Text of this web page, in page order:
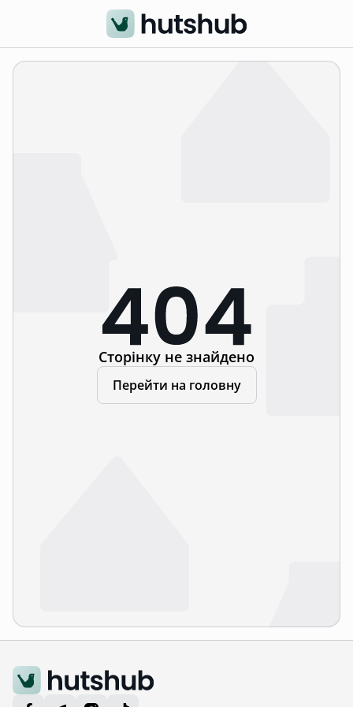
Сторінку не знайдено
Перейти на головну